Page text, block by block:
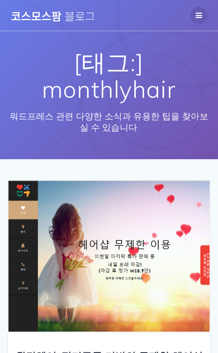
코스모스팜 블로그
[태그:]
monthlyhair
워드프레스 관련 다양한 소식과 유용한 팁을 찾아보
실 수 있습니다.